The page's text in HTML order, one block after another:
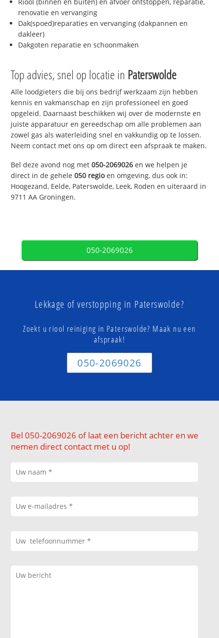
Riool (binnen en buiten) en afvoer ontstoppen, reparatie,
renovatie en vervanging
Dak(spoed)reparaties en vervanging (dakpannen en
dakleer)
Dakgoten reparatie en schoonmaken
Top advies, snel op locatie in Paterswolde
Alle loodgieters die bij ons bedrijf werkzaam zijn hebben
kennis en vakmanschap en zijn professioneel en goed
opgeleid. Daarnaast beschikken wij over de modernste en
juiste apparatuur en gereedschap om alle problemen aan
zowel gas als waterleiding snel en vakkundig op te lossen.
Neem contact met ons op om direct een afspraak te maken.
Bel deze avond nog met050-2069026 en we helpen je
direct in de gehele050 regioen omgeving, dus ook in:
Hoogezand, Eelde, Paterswolde, Leek, Roden en uiteraard in
9711 AA Groningen.
050-2069026
Lekkage of verstopping in Paterswolde?
Zoekt u riool reiniging in Paterswolde? Maak nu een
afspraak!
050-2069026
Bel 050-2069026 of laat een bericht achter en we
nemen direct contact met u op!